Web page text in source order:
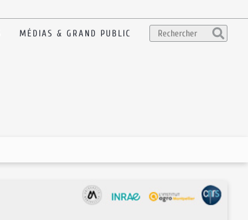
MÉDIAS & GRAND PUBLIC